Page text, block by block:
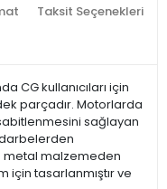
Taksit Seçenekleri
CG kullanıcıları için
parçadır. Motorlarda
sağlayan
metal malzemeden
için tasarlanmıştır ve